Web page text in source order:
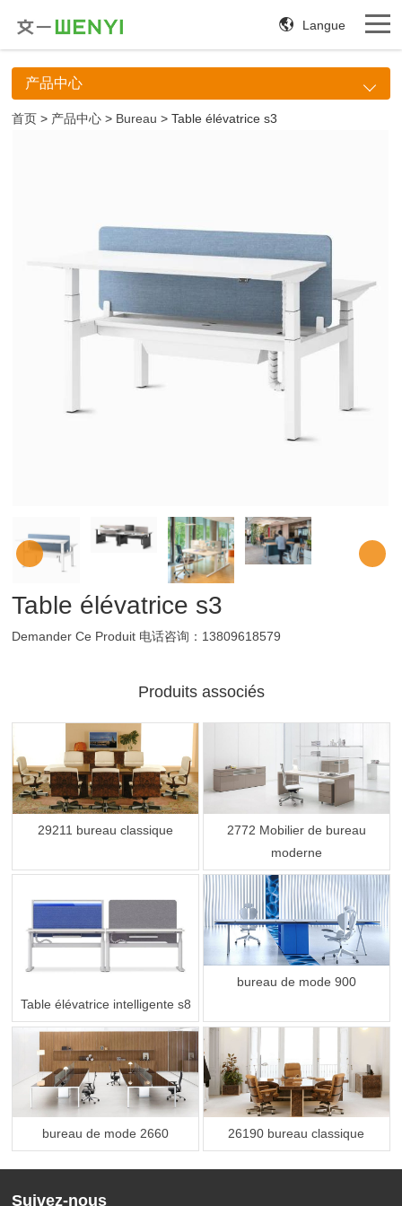
Langue
产品中心
首页 > 产品中心 > Bureau > Table élévatrice s3
Table élévatrice s3
Demander Ce Produit 电话咨询：13809618579
Produits associés
29211 bureau classique
2772 Mobilier de bureau
moderne
Table élévatrice intelligente s8
bureau de mode 900
bureau de mode 2660 26190 bureau classique
Suivez-nous